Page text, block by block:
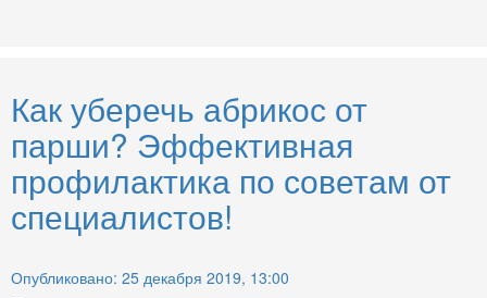
Как уберечь абрикос от
парши? Эффективная
профилактика по советам от
специалистов!
Опубликовано: 25 декабря 2019, 13:00